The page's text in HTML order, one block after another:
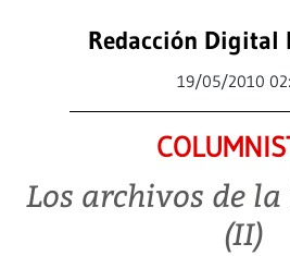
Redacción Digital
19/05/2010
Los archivos de
(II)